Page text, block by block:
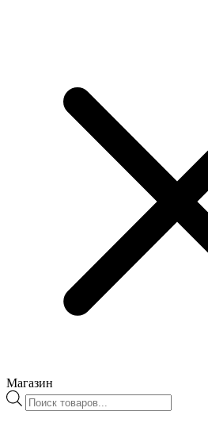
Магазин
Поиск
товаров